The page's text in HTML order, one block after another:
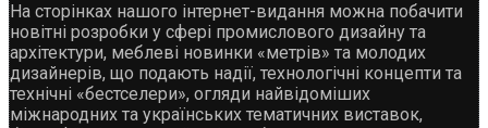
На сторінках нашого інтернет-видання можна побачити
новітні розробки у сфері промислового дизайну та
архітектури, меблеві новинки «метрів» та молодих
дизайнерів, що подають надії, технологічні концепти та
технічні «бестселери», огляди найвідоміших
міжнародних та українських тематичних виставок,